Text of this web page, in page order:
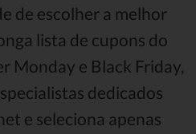
de escolher a melhor
lista de cupons do
Monday e Black Friday,
dedicados
e seleciona apenas